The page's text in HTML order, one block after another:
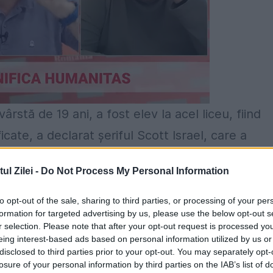
Zilei - Do Not Process My Personal Information
opt-out of the sale, sharing to third parties, or processing of your
for targeted advertising by us, please use the below opt-out
selection. Please note that after your opt-out request is processed
interest-based ads based on personal information utilized by us
to third parties prior to your opt-out. You may separately
of your personal information by third parties on the IAB’s list of
de 19 ani, a fost elev la acel liceu, fiind
a declarat șeriful Scott Israel, care a
rezistenţă. Şeriful a mai spus că
încărcătoare”.
noastră cântăreață Elena Cârstea, stabilită
de vedere al siguranței, i-a trezit dorul de